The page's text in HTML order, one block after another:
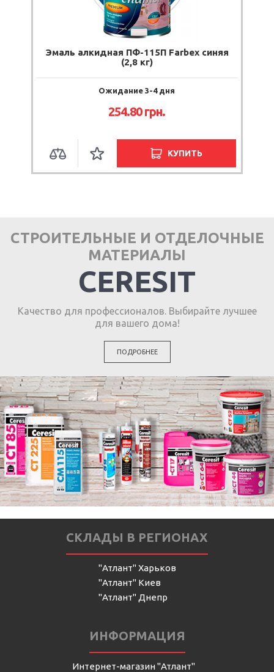
Эмаль алкидная ПФ-115П Farbex синяя
(2,8 кг)
Ожидание 3-4 дня
254.80 грн.
КУПИТЬ
СТРОИТЕЛЬНЫЕ И ОТДЕЛОЧНЫЕ
МАТЕРИАЛЫ
CERESIT
Качество для профессионалов. Выбирайте лучшее
для вашего дома!
ПОДРОБНЕЕ
СКЛАДЫ В РЕГИОНАХ
"Атлант" Харьков
"Атлант" Киев
"Атлант" Днепр
ИНФОРМАЦИЯ
Интернет-магазин "Атлант"